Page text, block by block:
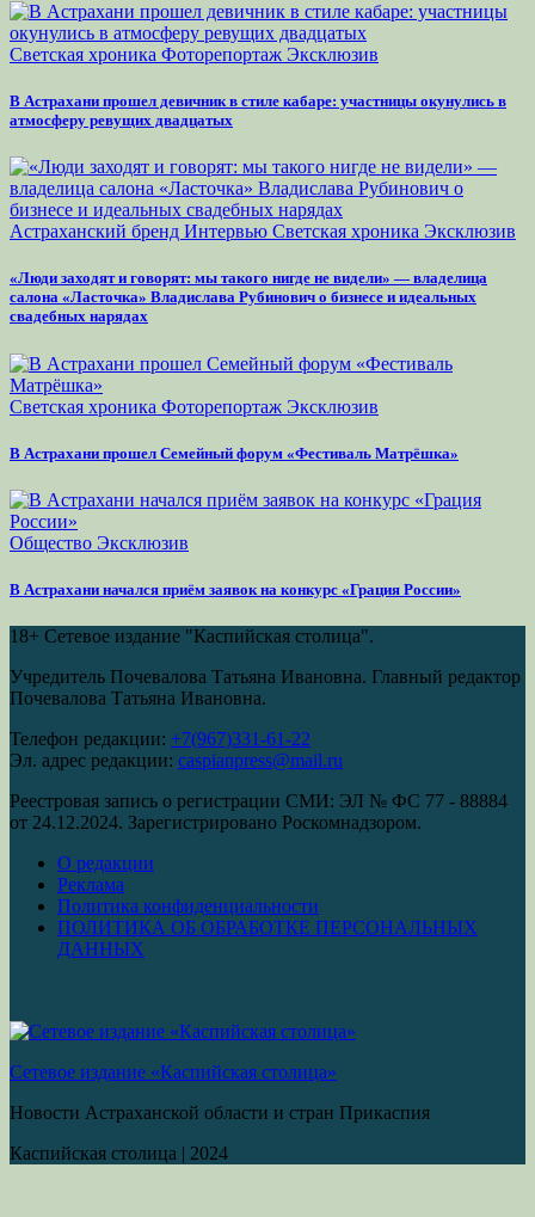
Светская хроника Фоторепортаж Эксклюзив
В Астрахани прошел девичник в стиле кабаре: участницы окунулись в
атмосферу ревущих двадцатых
Астраханский бренд Интервью Светская хроника Эксклюзив
«Люди заходят и говорят: мы такого нигде не видели» — владелица
салона «Ласточка» Владислава Рубинович о бизнесе и идеальных
свадебных нарядах
Светская хроника Фоторепортаж Эксклюзив
В Астрахани прошел Семейный форум «Фестиваль Матрёшка»
Общество Эксклюзив
В Астрахани начался приём заявок на конкурс «Грация России»
18+ Сетевое издание "Каспийская столица".
Учредитель Почевалова Татьяна Ивановна. Главный редактор
Почевалова Татьяна Ивановна.
Телефон редакции: +7(967)331-61-22
Эл. адрес редакции: caspianpress@mail.ru
Реестровая запись о регистрации СМИ: ЭЛ № ФС 77 - 88884
от 24.12.2024. Зарегистрировано Роскомнадзором.
О редакции
Реклама
Политика конфиденциальности
ПОЛИТИКА ОБ ОБРАБОТКЕ ПЕРСОНАЛЬНЫХ
ДАННЫХ
Сетевое издание «Каспийская столица»
Новости Астраханской области и стран Прикаспия
Каспийская столица | 2024